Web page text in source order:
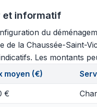
et informatif
du
la Chaussée-Saint-
Les montants
moyen (€)
€